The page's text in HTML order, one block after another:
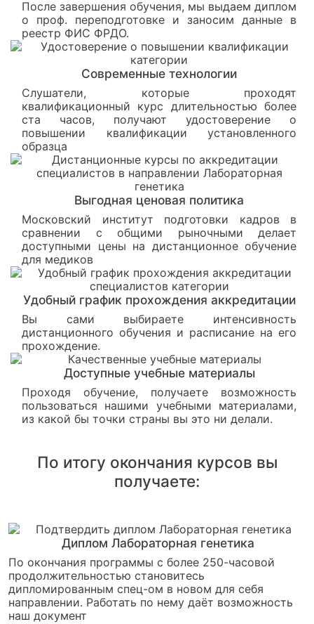
После завершения обучения, мы выдаем диплом
о проф. переподготовке и заносим данные в
реестр ФИС ФРДО.
Современные технологии
Слушатели, которые проходят
квалификационный курс длительностью более
ста часов, получают удостоверение о
повышении квалификации установленного
образца
Выгодная ценовая политика
Московский институт подготовки кадров в
сравнении с общими рыночными делает
доступными цены на дистанционное обучение
для медиков
Удобный график прохождения аккредитации
Вы сами выбираете интенсивность
дистанционного обучения и расписание на его
прохождение.
Доступные учебные материалы
Проходя обучение, получаете возможность
пользоваться нашими учебными материалами,
из какой бы точки страны вы это ни делали.
По итогу окончания курсов вы
получаете:
Диплом Лабораторная генетика
По окончания программы с более 250-часовой
продолжительностью становитесь
дипломированным спец-ом в новом для себя
направлении. Работать по нему даёт возможность
наш документ